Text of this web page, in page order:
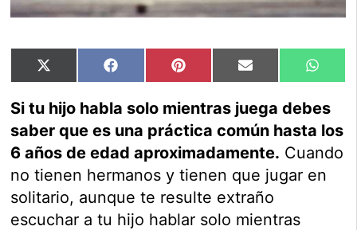
Compartir
en
X
(Twitter)
Compartir
en
Facebook Compartir
en
Pinterest Compartir
en
Email
en
Si tu hijo habla solo mientras juega debes
saber que es una práctica común hasta los
6 años de edad aproximadamente. Cuando
no tienen hermanos y tienen que jugar en
solitario, aunque te resulte extraño
escuchar a tu hijo hablar solo mientras